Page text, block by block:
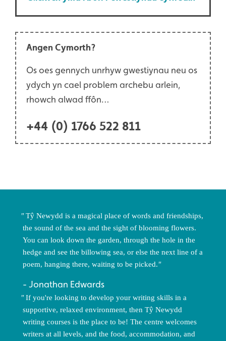
Angen Cymorth?
Os oes gennych unrhyw gwestiynau neu os
ydych yn cael problem archebu arlein,
rhowch alwad ffôn…
+44 (0) 1766 522 811
Tŷ Newydd is a magical place of words and friendships,
the sound of the sea and the sight of blooming flowers.
You can look down the garden, through the hole in the
hedge and see the billowing sea, or else the next line of a
poem, hanging there, waiting to be picked.
Jonathan Edwards
If you're looking to develop your writing skills in a
supportive, relaxed environment, then Tŷ Newydd
writing courses is the place to be! The centre welcomes
writers at all levels, and the food, accommodation, and